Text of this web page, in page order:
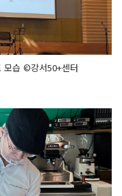
모습 ©강서50+센터